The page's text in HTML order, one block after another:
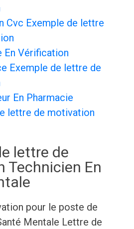
Cvc Exemple de lettre
En Vérification
Exemple de lettre de
En Pharmacie
lettre de motivation
lettre de
Technicien En
pour le poste de
Mentale Lettre de